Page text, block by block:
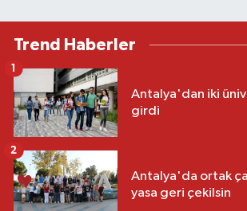
Trend Haberler
Antalya'dan iki
girdi
1
Antalya'da ortak
yasa geri çekilsin
2